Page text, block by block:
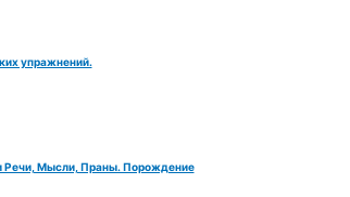
упражнений.
Речи, Мысли, Праны. Порождение